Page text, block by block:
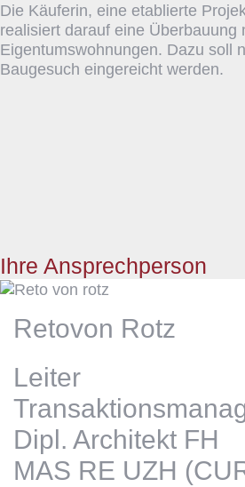
Die Käuferin, eine etablierte
realisiert darauf eine Überbauung
Eigentumswohnungen. Dazu soll
Baugesuch eingereicht werden.
Ihre Ansprechperson
Retovon Rotz
Leiter
Dipl. Architekt FH
MAS RE UZH